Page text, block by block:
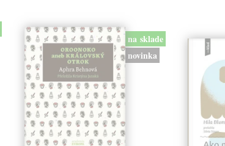
na sklade
novinka